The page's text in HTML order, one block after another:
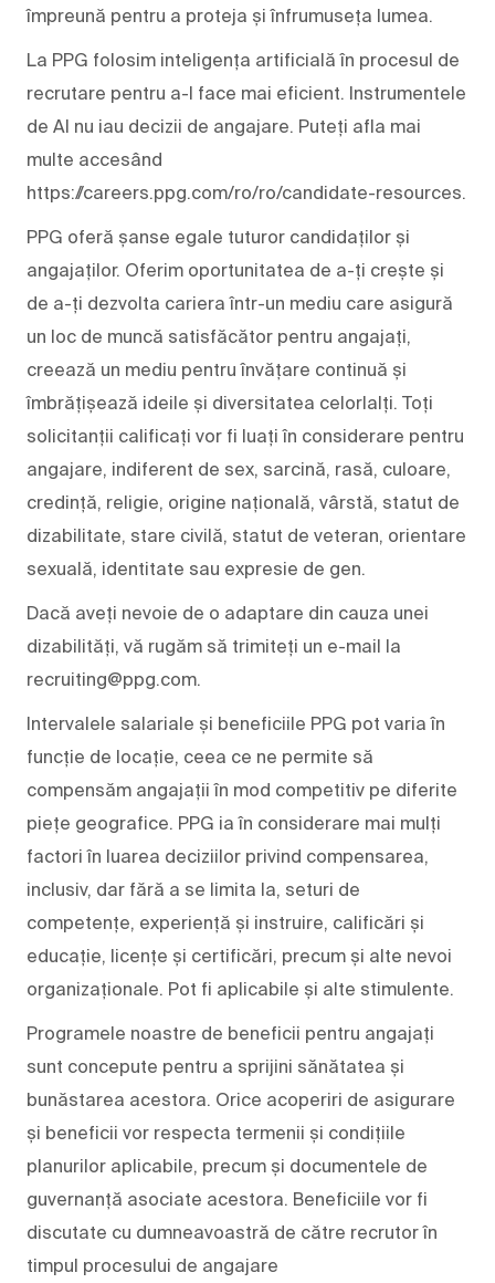
împreună pentru a proteja și înfrumuseța lumea.
La PPG folosim inteligența artificială în procesul de
recrutare pentru a-l face mai eficient. Instrumentele
de AI nu iau decizii de angajare. Puteți afla mai
multe accesând
https://careers.ppg.com/ro/ro/candidate-resources.
PPG oferă șanse egale tuturor candidaților și
angajaților. Oferim oportunitatea de a-ți crește și
de a-ți dezvolta cariera într-un mediu care asigură
un loc de muncă satisfăcător pentru angajați,
creează un mediu pentru învățare continuă și
îmbrățișează ideile și diversitatea celorlalți. Toți
solicitanții calificați vor fi luați în considerare pentru
angajare, indiferent de sex, sarcină, rasă, culoare,
credință, religie, origine națională, vârstă, statut de
dizabilitate, stare civilă, statut de veteran, orientare
sexuală, identitate sau expresie de gen.
Dacă aveți nevoie de o adaptare din cauza unei
dizabilități, vă rugăm să trimiteți un e-mail la
recruiting@ppg.com.
Intervalele salariale și beneficiile PPG pot varia în
funcție de locație, ceea ce ne permite să
compensăm angajații în mod competitiv pe diferite
piețe geografice. PPG ia în considerare mai mulți
factori în luarea deciziilor privind compensarea,
inclusiv, dar fără a se limita la, seturi de
competențe, experiență și instruire, calificări și
educație, licențe și certificări, precum și alte nevoi
organizaționale. Pot fi aplicabile și alte stimulente.
Programele noastre de beneficii pentru angajați
sunt concepute pentru a sprijini sănătatea și
bunăstarea acestora. Orice acoperiri de asigurare
și beneficii vor respecta termenii și condițiile
planurilor aplicabile, precum și documentele de
guvernanță asociate acestora. Beneficiile vor fi
discutate cu dumneavoastră de către recrutor în
timpul procesului de angajare